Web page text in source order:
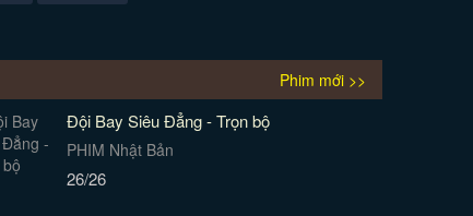
Phim mới >>
Đội Bay Siêu Đẳng - Trọn bộ
PHIM Nhật Bản
26/26